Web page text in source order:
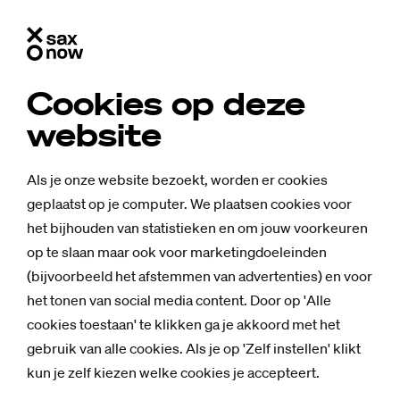
Cookies op deze
website
Als je onze website bezoekt, worden er cookies
geplaatst op je computer. We plaatsen cookies voor
het bijhouden van statistieken en om jouw voorkeuren
op te slaan maar ook voor marketingdoeleinden
(bijvoorbeeld het afstemmen van advertenties) en voor
het tonen van social media content. Door op 'Alle
cookies toestaan' te klikken ga je akkoord met het
gebruik van alle cookies. Als je op 'Zelf instellen' klikt
kun je zelf kiezen welke cookies je accepteert.
Nieuws